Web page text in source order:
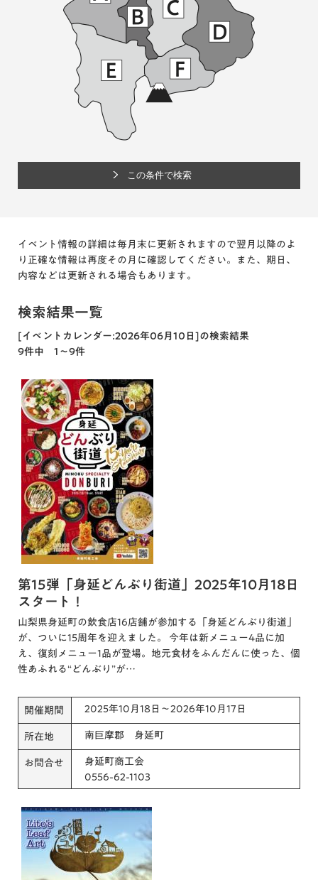
イベント情報の詳細は毎月末に更新されますので翌月以降のよ
り正確な情報は再度その月に確認してください。また、期日、
内容などは更新される場合もあります。
検索結果一覧
[イベントカレンダー:2026年06月10日]の検索結果
9件中 1～9件
第15弾「身延どんぶり街道」2025年10月18日
スタート！
山梨県身延町の飲食店16店舗が参加する「身延どんぶり街道」
が、ついに15周年を迎えました。 今年は新メニュー4品に加
え、復刻メニュー1品が登場。地元食材をふんだんに使った、個
性あふれる“どんぶり”が…
開催期間 2025年10月18日～2026年10月17日
所在地 南巨摩郡 身延町
お問合せ
身延町商工会
0556-62-1103